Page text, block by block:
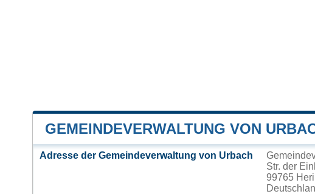
GEMEINDEVERWALTUNG VON
Adresse der Gemeindeverwaltung von Urbach
Str. der
99765